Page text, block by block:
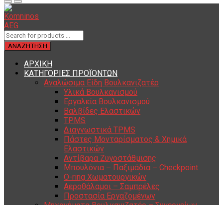
ΑΡΧΙΚΗ
ΚΑΤΗΓΟΡΙΕΣ ΠΡΟΪΟΝΤΩΝ
Αναλώσιμα Είδη Βουλκανιζατέρ
Υλικά Βουλκανισμού
Εργαλεία Βουλκανισμού
Βαλβίδες Ελαστικών
TPMS
Διαγνωστικά TPMS
Πάστες Μονταρίσματος & Χημικά
Ελαστικών
Αντίβαρα Ζυγοστάθμισης
Μπουλόνια – Παξιμάδια – Checkpoint
O-ring Χωματουργικών
Αεροθάλαμοι – Σαμπρέλες
Προστασία Εργαζομένων